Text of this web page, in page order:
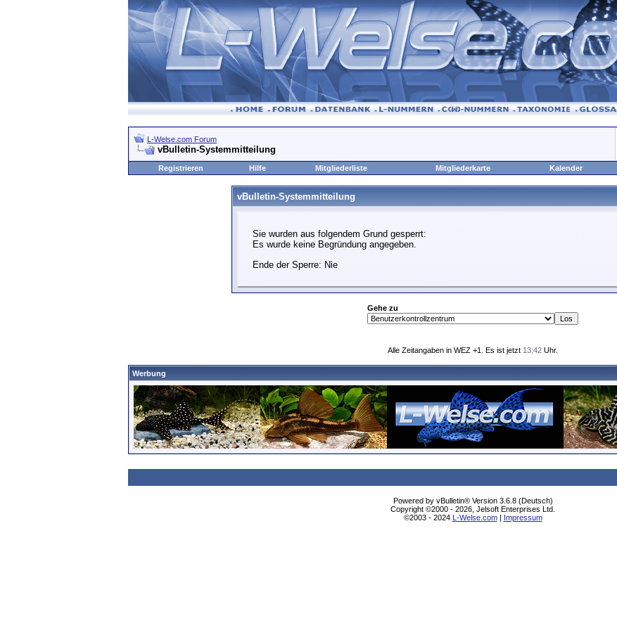
L-Welse.com Forum
vBulletin-Systemmitteilung
Registrieren
Hilfe Mitgliederliste Mitgliederkarte Kalender
vBulletin-Systemmitteilung
Sie wurden aus folgendem Grund gesperrt:
Es wurde keine Begründung angegeben.
Ende der Sperre: Nie
Gehe zu
Alle Zeitangaben in WEZ +1. Es ist jetzt 13:42 Uhr.
Werbung
Powered by vBulletin® Version 3.6.8 (Deutsch)
Copyright ©2000 - 2026, Jelsoft Enterprises Ltd.
©2003 - 2024 L-Welse.com| Impressum